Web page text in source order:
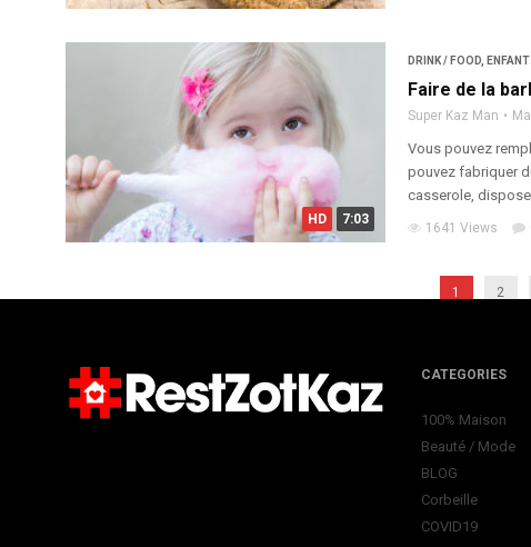
HD 7:03
DRINK / FOOD
Faire de la
Super Kaz Man
Vous pouvez
pouvez fabriquer
casserole,
1641 Views
1 2
CATEGORIES
100% Maison
Beauté / Mode
BLOG
Corbeille
COVID19